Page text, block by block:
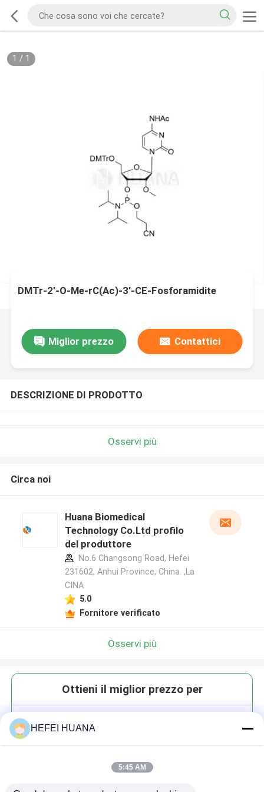
1 / 1
DMTr-2'-O-Me-rC(Ac)-3'-CE-Fosforamidite
Miglior prezzo Contattici
DESCRIZIONE DI PRODOTTO
Osservi più
Circa noi
Huana Biomedical
Technology Co.Ltd profilo
del produttore
No.6 Changsong Road, Hefei
231602, Anhui Province, China. ,La
CINA
5.0
Fornitore verificato
Osservi più
Ottieni il miglior prezzo per
HEFEI HUANA
5:45 AM